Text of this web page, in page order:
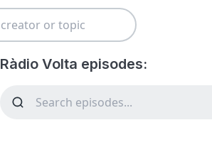
Ràdio Volta episodes: